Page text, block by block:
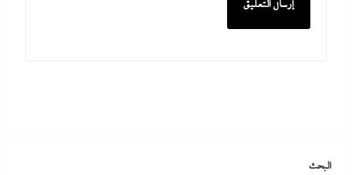
البحث
في الاحتياطي الأجنبي رغم توترات هرمز